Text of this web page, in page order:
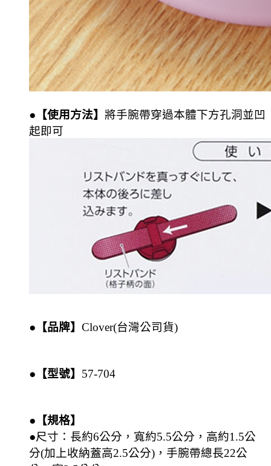
●【使用方法】 將手腕帶穿過本體下方孔洞並凹
起即可
●【品牌】 Clover(台灣公司貨)
●【型號】 57-704
●【規格】
●尺寸：長約6公分，寬約5.5公分，高約1.5公
分(加上收納蓋高2.5公分)，手腕帶總長22公